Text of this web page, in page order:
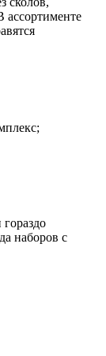
наборов с